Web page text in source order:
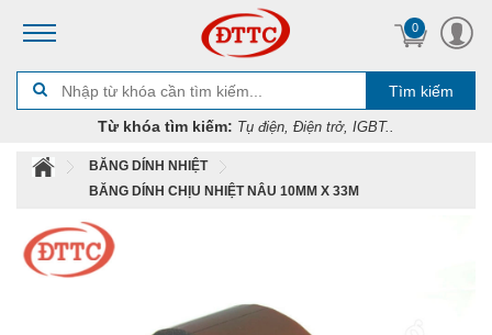
0
Tìm kiếm
Từ khóa tìm kiếm: Tụ điện, Điện trở, IGBT..
BĂNG DÍNH NHIỆT
BĂNG DÍNH CHỊU NHIỆT NÂU 10MM X 33M